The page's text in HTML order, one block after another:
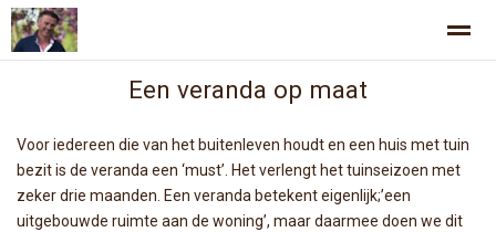
Welkom bij Jurgen Smit tuinen Projecten Ontwerp en
Home Zoeken Nieuws Foto's
Een veranda op maat
Voor iedereen die van het buitenleven houdt en een huis met tuin
bezit is de veranda een ‘must’. Het verlengt het tuinseizoen met
zeker drie maanden. Een veranda betekent eigenlijk;’een
uitgebouwde ruimte aan de woning’, maar daarmee doen we dit